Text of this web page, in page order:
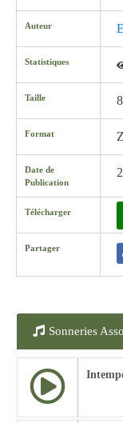
Auteur
Statistiques
Taille
Format
Date de
Publication
Télécharger
Partager
Sonneries